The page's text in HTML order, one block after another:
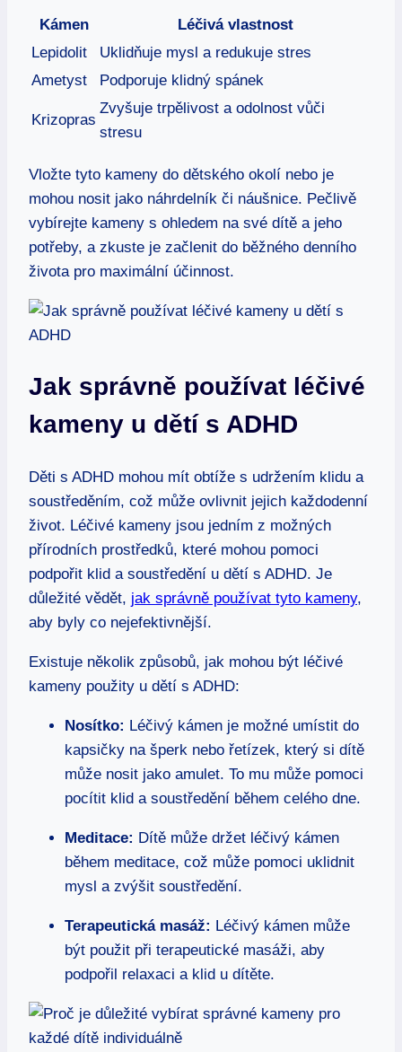
Kámen
Léčivá vlastnost
Lepidolit
Uklidňuje mysl a redukuje stres
Ametyst
Podporuje klidný spánek
Krizopras
Zvyšuje trpělivost a odolnost vůči
stresu
Vložte tyto kameny do dětského okolí nebo je
mohou nosit jako náhrdelník či náušnice. Pečlivě
vybírejte kameny s ohledem na své dítě a jeho
potřeby, a zkuste je začlenit do běžného denního
života pro maximální účinnost.
Jak správně používat léčivé
kameny u dětí s ADHD
Děti s ADHD mohou mít obtíže s udržením klidu a
soustředěním, což může ovlivnit jejich každodenní
život. Léčivé kameny jsou jedním z možných
přírodních prostředků, které mohou pomoci
podpořit klid a soustředění u dětí s ADHD. Je
důležité vědět, jak správně používat tyto kameny,
aby byly co nejefektivnější.
Existuje několik způsobů, jak mohou být léčivé
kameny použity u dětí s ADHD:
Nosítko: Léčivý kámen je možné umístit do
kapsičky na šperk nebo řetízek, který si dítě
může nosit jako amulet. To mu může pomoci
pocítit klid a soustředění během celého dne.
Meditace: Dítě může držet léčivý kámen
během meditace, což může pomoci uklidnit
mysl a zvýšit soustředění.
Terapeutická masáž: Léčivý kámen může
být použit při terapeutické masáži, aby
podpořil relaxaci a klid u dítěte.